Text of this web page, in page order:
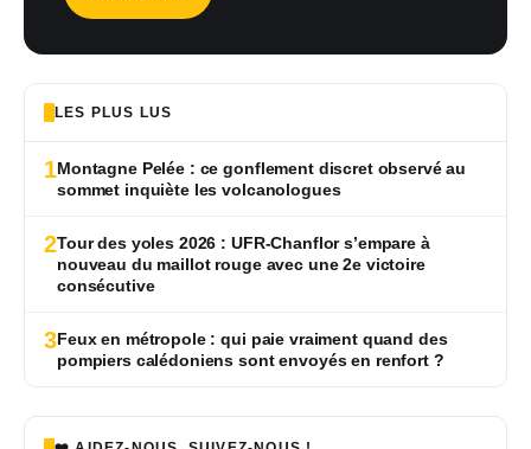
LES PLUS LUS
1Montagne Pelée : ce gonflement discret observé au
sommet inquiète les volcanologues
2Tour des yoles 2026 : UFR-Chanflor s’empare à
nouveau du maillot rouge avec une 2e victoire
consécutive
3Feux en métropole : qui paie vraiment quand des
pompiers calédoniens sont envoyés en renfort ?